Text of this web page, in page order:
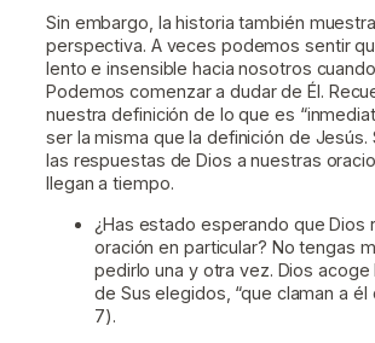
Sin embargo, la historia también
perspectiva. A veces podemos sentir
lento e insensible hacia nosotros
Podemos comenzar a dudar de Él.
nuestra definición de lo que es
ser la misma que la definición de Jesús.
las respuestas de Dios a nuestras
llegan a tiempo.
¿Has estado esperando que Dios
oración en particular? No tengas
pedirlo una y otra vez. Dios acoge
de Sus elegidos, “que claman a él
7).